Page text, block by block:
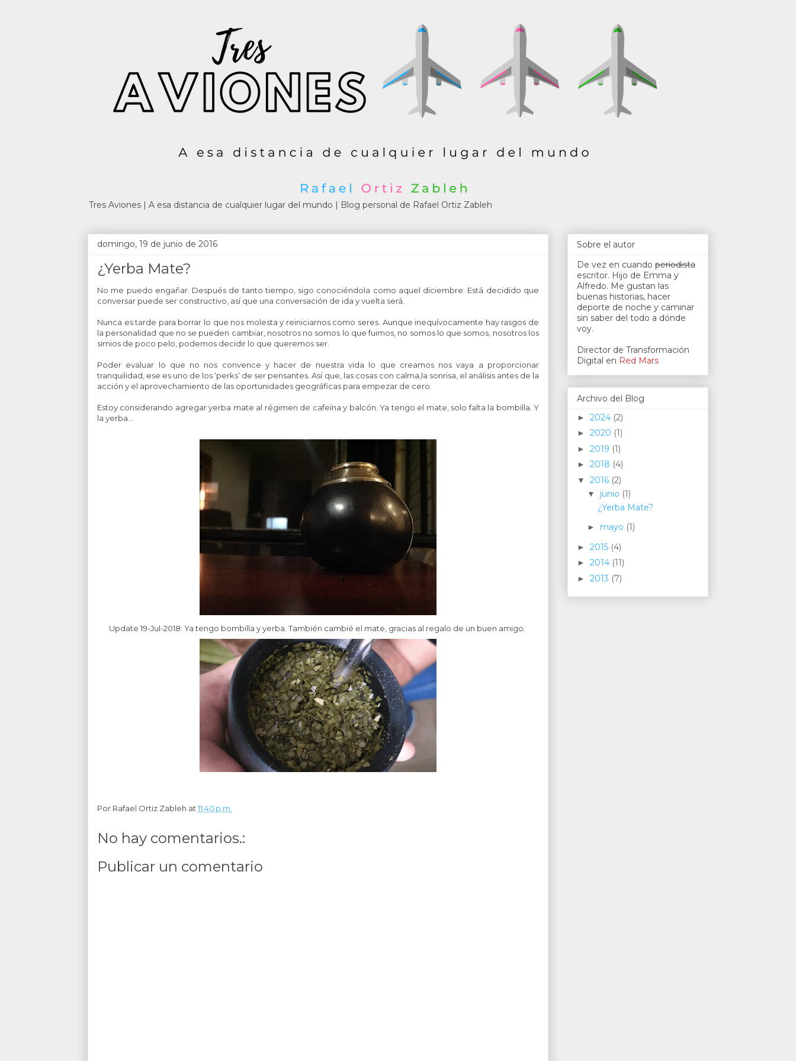
Tres Aviones | A esa distancia de cualquier lugar del mundo | Blog personal de Rafael Ortiz Zableh
domingo, 19 de junio de 2016
¿Yerba Mate?
No me puedo engañar. Después de tanto tiempo, sigo conociéndola como aquel diciembre. Está decidido que
conversar puede ser constructivo, así que una conversación de ida y vuelta será.
Nunca es tarde para borrar lo que nos molesta y reiniciarnos como seres. Aunque inequívocamente hay rasgos de
la personalidad que no se pueden cambiar, nosotros no somos lo que fuimos, no somos lo que somos, nosotros los
simios de poco pelo, podemos decidir lo que queremos ser.
Poder evaluar lo que no nos convence y hacer de nuestra vida lo que creamos nos vaya a proporcionar
tranquilidad, ese es uno de los ‘perks’ de ser pensantes. Así que, las cosas con calma,la sonrisa, el análisis antes de la
acción y el aprovechamiento de las oportunidades geográficas para empezar de cero.
Estoy considerando agregar yerba mate al régimen de cafeína y balcón. Ya tengo el mate, solo falta la bombilla. Y
la yerba…
Update 19-Jul-2018: Ya tengo bombilla y yerba. También cambié el mate, gracias al regalo de un buen amigo.
Por Rafael Ortiz Zableh at 11:40 p.m.
No hay comentarios.:
Publicar un comentario
Sobre el autor
De vez en cuando periodista
escritor. Hijo de Emma y
Alfredo. Me gustan las
buenas historias, hacer
deporte de noche y caminar
sin saber del todo a dónde
voy.
Director de Transformación
Digital en Red Mars
Archivo del Blog
► 2024 (2)
► 2020 (1)
► 2019 (1)
► 2018 (4)
▼ 2016 (2)
▼ junio (1)
¿Yerba Mate?
► mayo (1)
► 2015 (4)
► 2014 (11)
► 2013 (7)